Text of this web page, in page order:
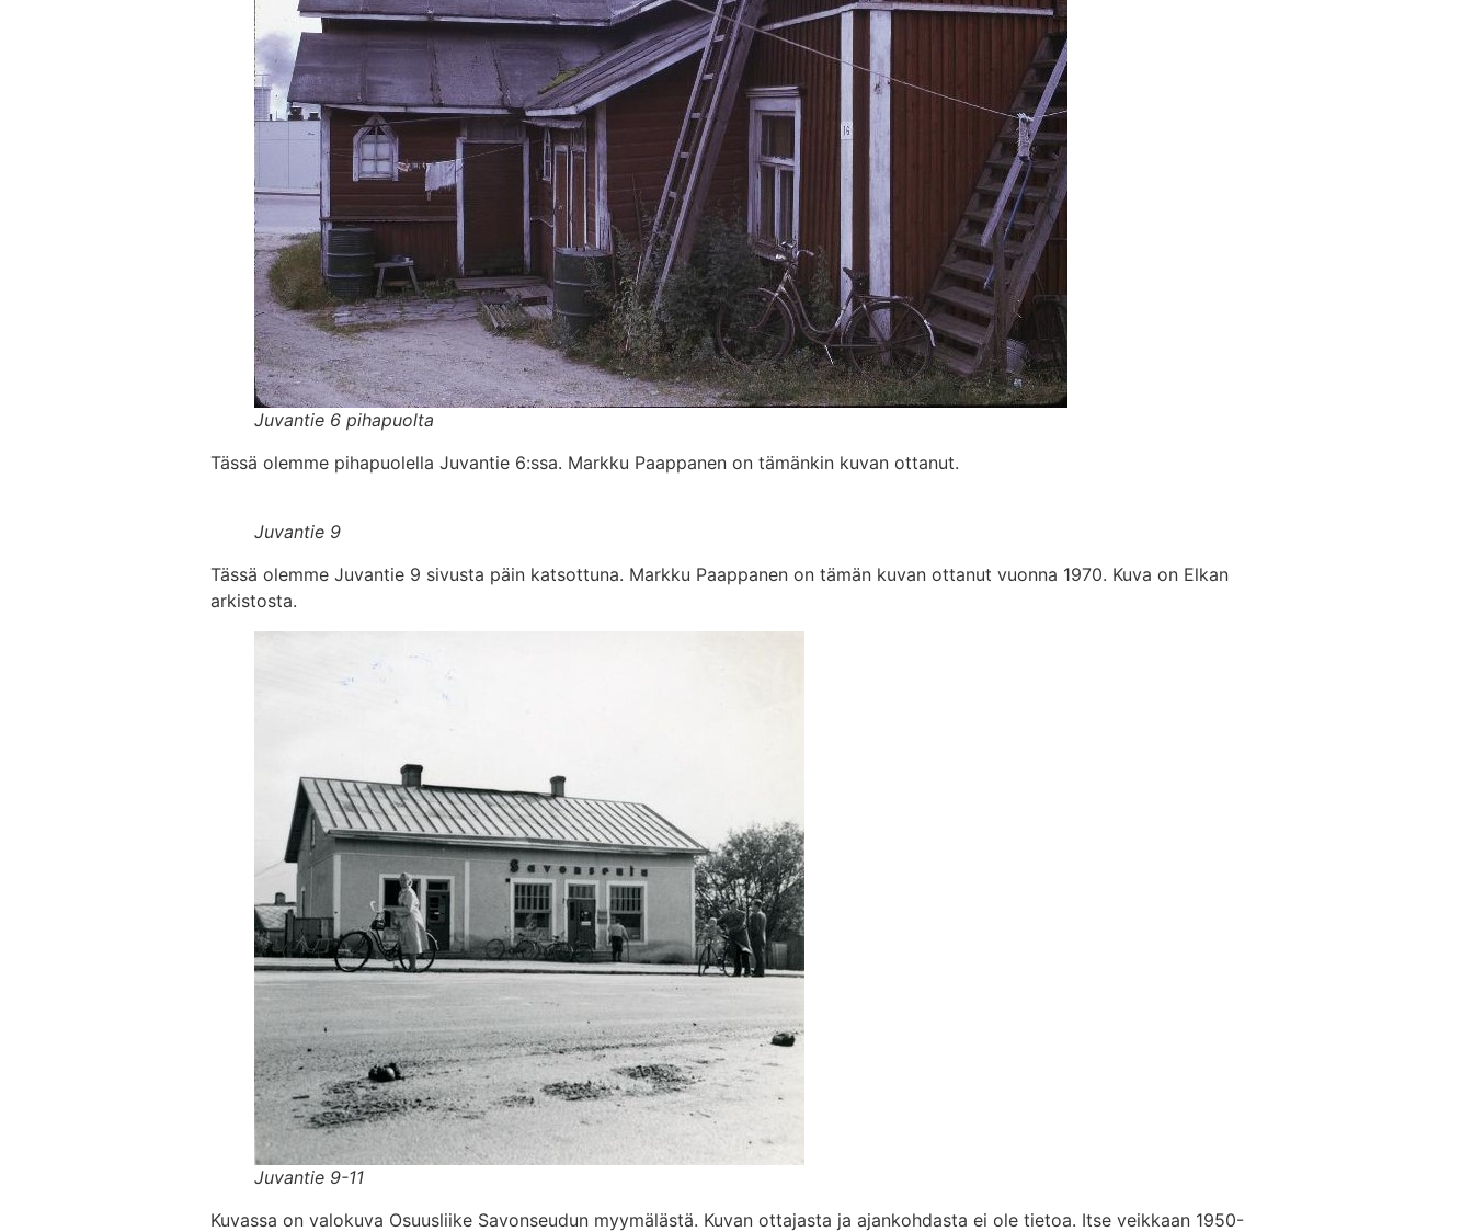
Juvantie 6 pihapuolta
Tässä olemme pihapuolella Juvantie 6:ssa. Markku Paappanen on tämänkin kuvan ottanut.
Juvantie 9
Tässä olemme Juvantie 9 sivusta päin katsottuna. Markku Paappanen on tämän kuvan ottanut vuonna 1970. Kuva on Elkan
arkistosta.
Juvantie 9-11
Kuvassa on valokuva Osuusliike Savonseudun myymälästä. Kuvan ottajasta ja ajankohdasta ei ole tietoa. Itse veikkaan 1950-